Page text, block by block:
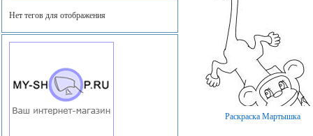
Нет тегов для отображения
Раскраска Мартышка